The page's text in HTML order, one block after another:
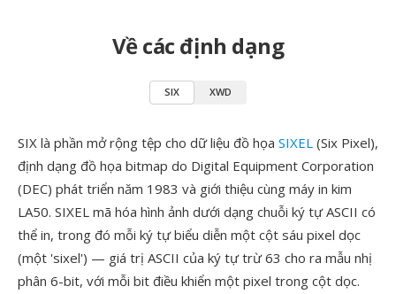
Về các định dạng
SIX XWD
SIX là phần mở rộng tệp cho dữ liệu đồ họa SIXEL (Six Pixel),
định dạng đồ họa bitmap do Digital Equipment Corporation
(DEC) phát triển năm 1983 và giới thiệu cùng máy in kim
LA50. SIXEL mã hóa hình ảnh dưới dạng chuỗi ký tự ASCII có
thể in, trong đó mỗi ký tự biểu diễn một cột sáu pixel dọc
(một 'sixel') — giá trị ASCII của ký tự trừ 63 cho ra mẫu nhị
phân 6-bit, với mỗi bit điều khiển một pixel trong cột dọc.